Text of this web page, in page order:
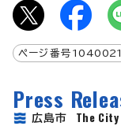
ページ番号 1040021
Press
広島市 The